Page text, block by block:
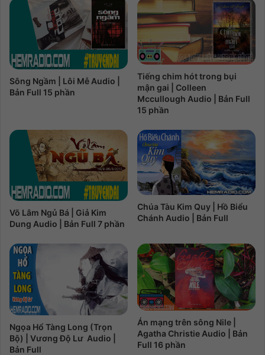
Sông Ngầm | Lôi Mễ Audio |
Bản Full 15 phần
Tiếng chim hót trong bụi
mận gai | Colleen
Mccullough Audio | Bản Full
15 phần
Võ Lâm Ngủ Bá | Giả Kim
Dung Audio | Bản Full 7 phần
Chúa Tàu Kim Quy | Hồ Biểu
Chánh Audio | Bản Full
Ngọa Hổ Tàng Long (Trọn
Bộ) | Vương Độ Lư Audio |
Bản Full
Án mạng trên sông Nile |
Agatha Christie Audio | Bản
Full 16 phần